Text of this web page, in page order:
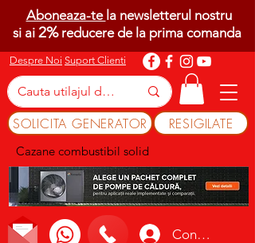
Despre Noi Suport Clienti
SOLICITA GENERATOR RESIGILATE
Cazane combustibil solid
Conectează-te
Aboneaza-te la newsletterul nostru
si ai 2%reducere de la prima comanda